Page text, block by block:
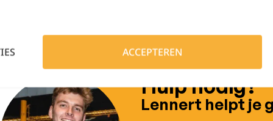
Verstevigingsmateriaal: 100% polyamide
Hulp nodig?
Lennert helpt je
ACCEPTEREN